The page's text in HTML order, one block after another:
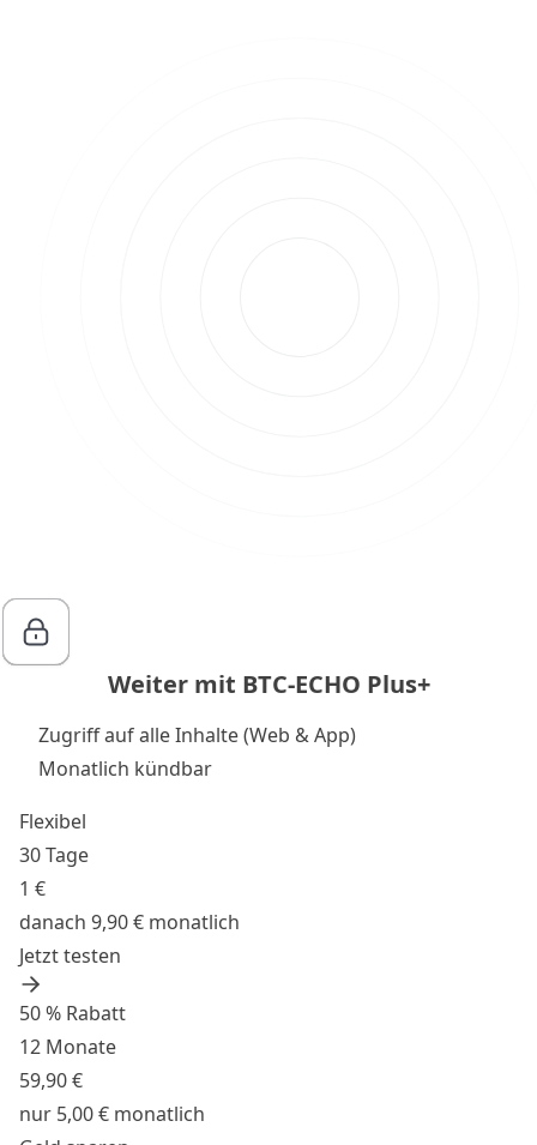
Weiter mit BTC-ECHO Plus+
Zugriff auf alle Inhalte (Web & App)
Monatlich kündbar
Flexibel
30 Tage
1 €
danach 9,90 € monatlich
Jetzt testen
50 % Rabatt
12 Monate
59,90 €
nur 5,00 € monatlich